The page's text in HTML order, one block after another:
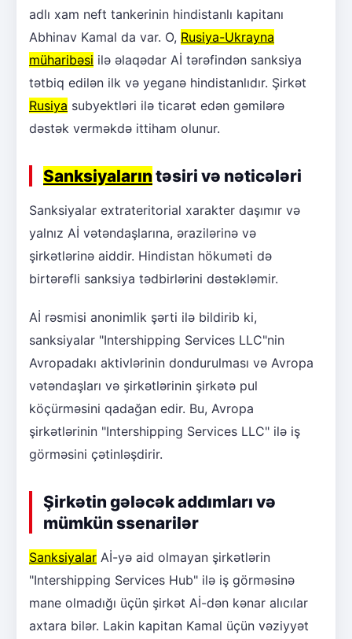
adlı xam neft tankerinin hindistanlı kapitanı
Abhinav Kamal da var. O, Rusiya-Ukrayna
müharibəsi ilə əlaqədar Aİ tərəfindən sanksiya
tətbiq edilən ilk və yeganə hindistanlıdır. Şirkət
Rusiya subyektləri ilə ticarət edən gəmilərə
dəstək verməkdə ittiham olunur.
Sanksiyaların təsiri və nəticələri
Sanksiyalar extrateritorial xarakter daşımır və
yalnız Aİ vətəndaşlarına, ərazilərinə və
şirkətlərinə aiddir. Hindistan hökuməti də
birtərəfli sanksiya tədbirlərini dəstəkləmir.
Aİ rəsmisi anonimlik şərti ilə bildirib ki,
sanksiyalar "Intershipping Services LLC"nin
Avropadakı aktivlərinin dondurulması və Avropa
vətəndaşları və şirkətlərinin şirkətə pul
köçürməsini qadağan edir. Bu, Avropa
şirkətlərinin "Intershipping Services LLC" ilə iş
görməsini çətinləşdirir.
Şirkətin gələcək addımları və
mümkün ssenarilər
Sanksiyalar Aİ-yə aid olmayan şirkətlərin
"Intershipping Services Hub" ilə iş görməsinə
mane olmadığı üçün şirkət Aİ-dən kənar alıcılar
axtara bilər. Lakin kapitan Kamal üçün vəziyyət